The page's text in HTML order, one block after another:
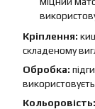
Кріплення:
складеному
Обробка:
Кольоровість: